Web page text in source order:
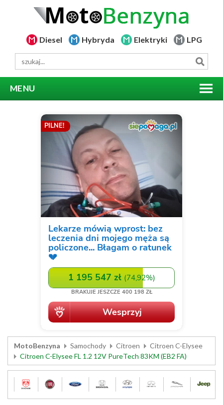
Diesel Hybryda Elektryki LPG
MENU
MotoBenzyna Samochody Citroen
Citroen C-Elysee
Citroen C-Elysee FL 1.2 12V PureTech 83KM (EB2 FA)